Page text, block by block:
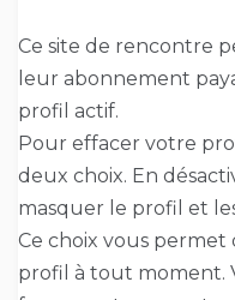
Ce site de rencontre
leur abonnement
profil actif.
Pour effacer votre
deux choix. En
masquer le profil et
Ce choix vous
profil à tout moment.